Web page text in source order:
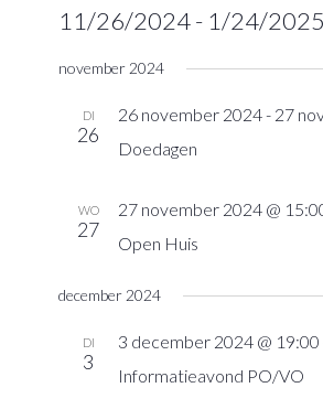
11/26/2024 - 1/24/2025
een
datum.
november 2024
DI
26
26 november 2024- 27
Doedagen
WO
27
27 november 2024 @
Open Huis
december 2024
DI
3
3 december 2024 @ 19:00
Informatieavond PO/VO